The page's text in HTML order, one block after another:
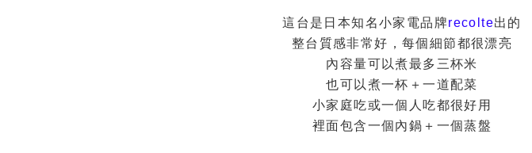
這台是日本知名小家電品牌recolte出的
整台質感非常好，每個細節都很漂亮
內容量可以煮最多三杯米
也可以煮一杯＋一道配菜
小家庭吃或一個人吃都很好用
裡面包含一個內鍋＋一個蒸盤